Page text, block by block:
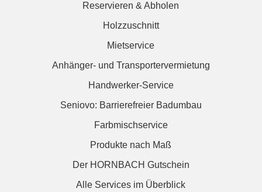
Reservieren & Abholen
Holzzuschnitt
Mietservice
Anhänger- und Transportervermietung
Handwerker-Service
Seniovo: Barrierefreier Badumbau
Farbmischservice
Produkte nach Maß
Der HORNBACH Gutschein
Alle Services im Überblick